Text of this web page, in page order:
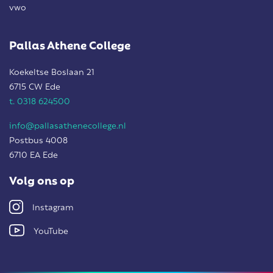
vwo
Pallas Athene College
Koekeltse Boslaan 21
6715 CW Ede
t. 0318 624500
info@pallasathenecollege.nl
Postbus 4008
6710 EA Ede
Volg ons op
Instagram
YouTube